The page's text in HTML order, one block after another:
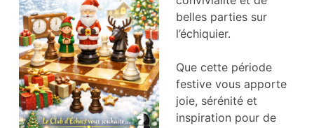
belles parties sur
l’échiquier.
Que cette période
festive vous apporte
joie, sérénité et
inspiration pour de